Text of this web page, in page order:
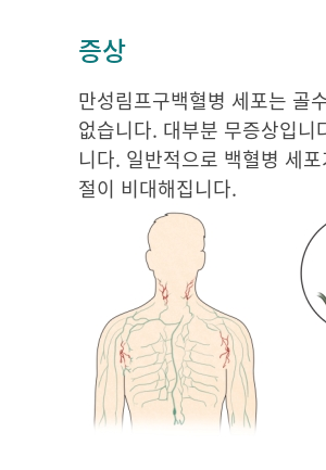
증상
만성림프구백혈병 세포는 골
없습니다. 대부분 무증상입
니다. 일반적으로 백혈병 세
절이 비대해집니다.